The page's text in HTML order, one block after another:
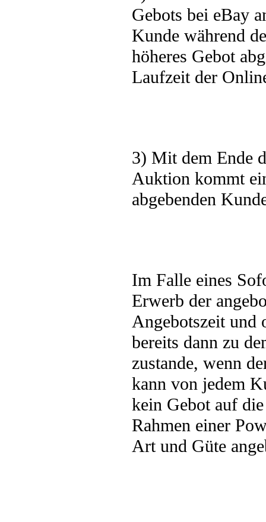
Gebots bei eBay
Kunde während
höheres Gebot
Laufzeit der
3) Mit dem Ende
Auktion kommt
abgebenden
Im Falle eines
Erwerb der
Angebotszeit und
bereits dann zu
zustande, wenn
kann von jedem
kein Gebot auf
Rahmen einer
Art und Güte